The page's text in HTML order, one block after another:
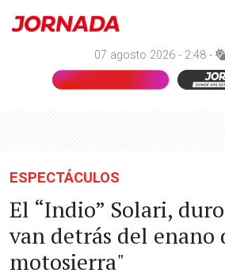
07 agosto 2026 - 2:48 -
ESPECTÁCULOS
El “Indio” Solari,
van detrás del enano
motosierra"